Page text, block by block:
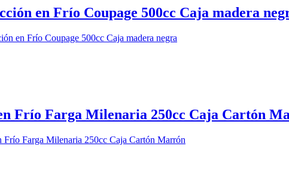
en Frío Coupage 500cc Caja madera
Frío Farga Milenaria 250cc Caja Cartón